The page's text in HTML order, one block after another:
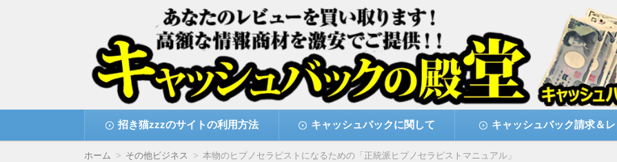
情報商材激安サイト・キャッシュバックの殿堂
高額な情報商材をレビューを買い取ることで激安で購入できます
テ
招き猫zzzのサイトの利用方法 キャッシュバックに関して キャッシュバック請求＆
ホーム その他ビジネス 本物のヒプノセラピストになるための「正統派ヒプノセラピストマニュアル」